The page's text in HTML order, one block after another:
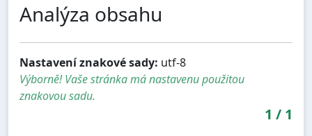
Analýza obsahu
Nastavení znakové sady: utf-8
Výborně! Vaše stránka má nastavenu použitou
znakovou sadu.
1 / 1